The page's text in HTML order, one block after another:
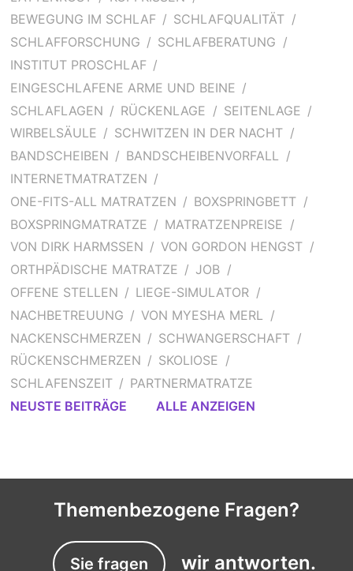
BEWEGUNG IM SCHLAF
SCHLAFQUALITÄT
SCHLAFFORSCHUNG
SCHLAFBERATUNG
INSTITUT PROSCHLAF
EINGESCHLAFENE ARME UND BEINE
SCHLAFLAGEN
RÜCKENLAGE
SEITENLAGE
WIRBELSÄULE
SCHWITZEN IN DER NACHT
BANDSCHEIBEN
BANDSCHEIBENVORFALL
INTERNETMATRATZEN
ONE-FITS-ALL MATRATZEN
BOXSPRINGBETT
BOXSPRINGMATRATZE
MATRATZENPREISE
VON DIRK HARMSSEN
VON GORDON HENGST
ORTHPÄDISCHE MATRATZE
JOB
OFFENE STELLEN
LIEGE-SIMULATOR
NACHBETREUUNG
VON MYESHA MERL
NACKENSCHMERZEN
SCHWANGERSCHAFT
RÜCKENSCHMERZEN
SKOLIOSE
SCHLAFENSZEIT
PARTNERMATRATZE
NEUSTE BEITRÄGE
ALLE ANZEIGEN
Themenbezogene Fragen?
Sie fragen wir antworten.